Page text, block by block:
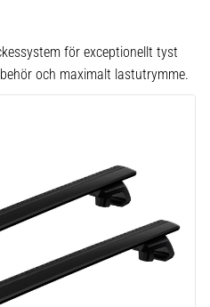
för exceptionellt tyst
och maximalt lastutrymme.